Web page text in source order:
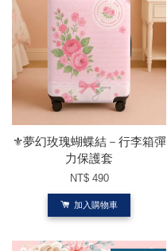
⚜️夢幻玫瑰蝴蝶結－行李箱彈
力保護套
NT$ 490
加入購物車